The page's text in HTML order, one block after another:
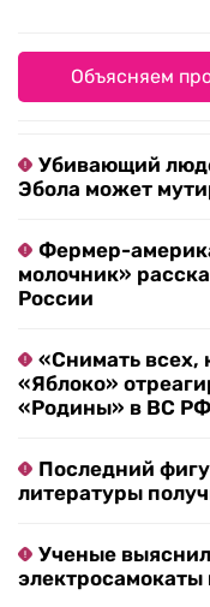
Объясняем
Убивающий
Эбола может
Фермер-
молочник»
России
«Снимать всех,
«Яблоко»
«Родины» в ВС РФ
Последний
литературы
Ученые